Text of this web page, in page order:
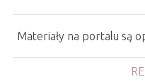
Materiały na portalu są